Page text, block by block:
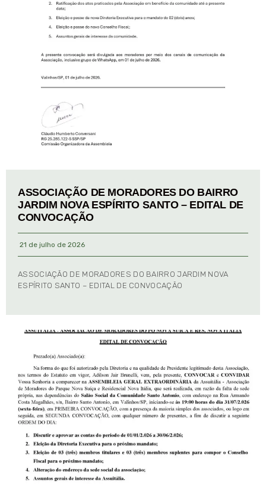
ASSOCIAÇÃO DE MORADORES DO BAIRRO
JARDIM NOVA ESPÍRITO SANTO – EDITAL DE
CONVOCAÇÃO
21 de julho de 2026
ASSOCIAÇÃO DE MORADORES DO BAIRRO JARDIM NOVA
ESPÍRITO SANTO – EDITAL DE CONVOCAÇÃO